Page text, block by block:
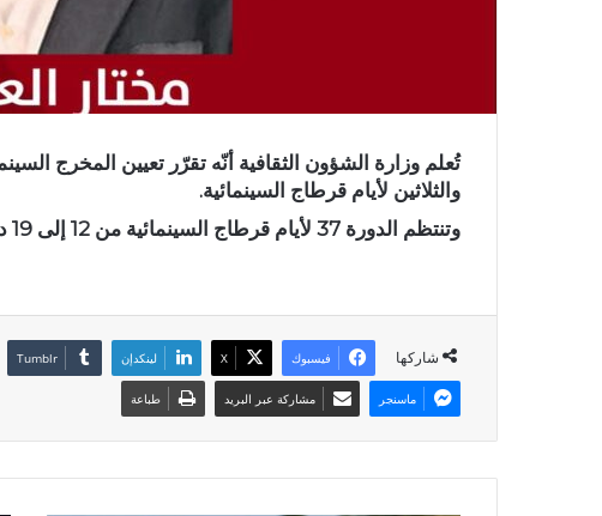
تُعلم وزارة الشؤون الثقافية أنّه تقرّر تعيين المخرج
والثلاثين لأيام قرطاج السينمائية.
وتنتظم الدورة 37 لأيام قرطاج السينمائية من 12 إلى 19 ديسمبر 2026.
شاركها فيسبوك X لينكدإن
ماسنجر مشاركة عبر البريد طباعة